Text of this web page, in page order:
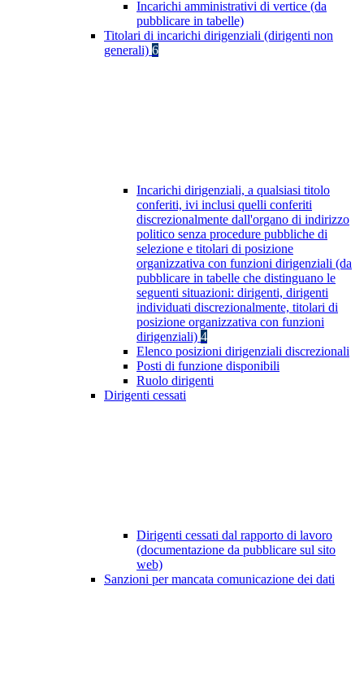
Incarichi amministrativi di vertice (da
pubblicare in tabelle)
Titolari di incarichi dirigenziali (dirigenti non
generali) 6
Incarichi dirigenziali, a qualsiasi titolo
conferiti, ivi inclusi quelli conferiti
discrezionalmente dall'organo di indirizzo
politico senza procedure pubbliche di
selezione e titolari di posizione
organizzativa con funzioni dirigenziali (da
pubblicare in tabelle che distinguano le
seguenti situazioni: dirigenti, dirigenti
individuati discrezionalmente, titolari di
posizione organizzativa con funzioni
dirigenziali) 4
Elenco posizioni dirigenziali discrezionali
Posti di funzione disponibili
Ruolo dirigenti
Dirigenti cessati
Dirigenti cessati dal rapporto di lavoro
(documentazione da pubblicare sul sito
web)
Sanzioni per mancata comunicazione dei dati